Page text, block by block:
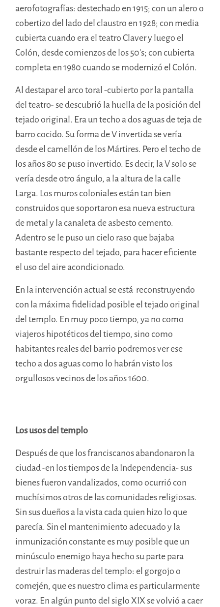
aerofotografías: destechado en 1915; con un alero o
cobertizo del lado del claustro en 1928; con media
cubierta cuando era el teatro Claver y luego el
Colón, desde comienzos de los 50’s; con cubierta
completa en 1980 cuando se modernizó el Colón.
Al destapar el arco toral -cubierto por la pantalla
del teatro- se descubrió la huella de la posición del
tejado original. Era un techo a dos aguas de teja de
barro cocido. Su forma de V invertida se vería
desde el camellón de los Mártires. Pero el techo de
los años 80 se puso invertido. Es decir, la V solo se
vería desde otro ángulo, a la altura de la calle
Larga. Los muros coloniales están tan bien
construidos que soportaron esa nueva estructura
de metal y la canaleta de asbesto cemento.
Adentro se le puso un cielo raso que bajaba
bastante respecto del tejado, para hacer eficiente
el uso del aire acondicionado.
En la intervención actual se está reconstruyendo
con la máxima fidelidad posible el tejado original
del templo. En muy poco tiempo, ya no como
viajeros hipotéticos del tiempo, sino como
habitantes reales del barrio podremos ver ese
techo a dos aguas como lo habrán visto los
orgullosos vecinos de los años 1600.
Los usos del templo
Después de que los franciscanos abandonaron la
ciudad -en los tiempos de la Independencia- sus
bienes fueron vandalizados, como ocurrió con
muchísimos otros de las comunidades religiosas.
Sin sus dueños a la vista cada quien hizo lo que
parecía. Sin el mantenimiento adecuado y la
inmunización constante es muy posible que un
minúsculo enemigo haya hecho su parte para
destruir las maderas del templo: el gorgojo o
comején, que es nuestro clima es particularmente
voraz. En algún punto del siglo XIX se volvió a caer